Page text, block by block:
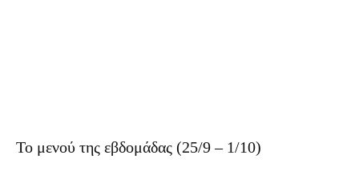
Το μενού της εβδομάδας (25/9 – 1/10)